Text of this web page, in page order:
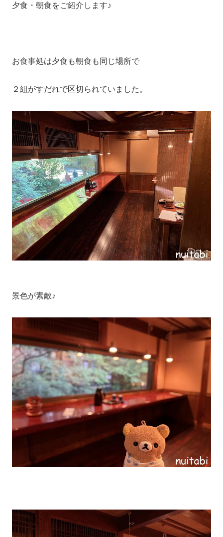
夕食・朝食をご紹介します♪
お食事処は夕食も朝食も同じ場所で
２組がすだれで区切られていました。
景色が素敵♪